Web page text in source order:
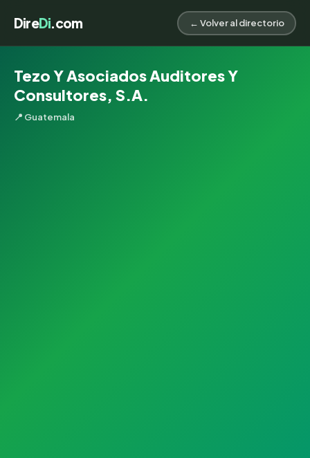
DireDi.com ← Volver al directorio
Tezo Y Asociados Auditores Y
Consultores, S.A.
📍 Guatemala